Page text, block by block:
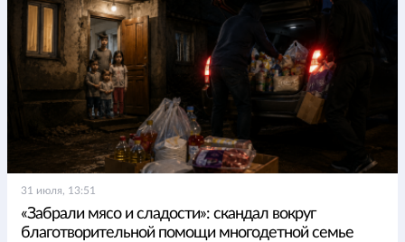
31 июля, 13:51
«Забрали мясо и сладости»: скандал вокруг
благотворительной помощи многодетной семье